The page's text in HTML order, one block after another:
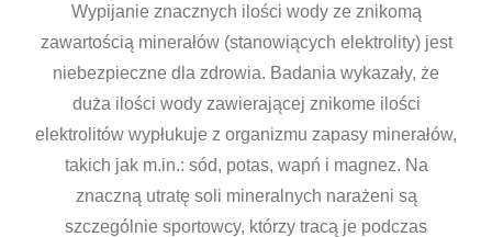
Wypijanie znacznych ilości wody ze znikomą
zawartością minerałów (stanowiących elektrolity) jest
niebezpieczne dla zdrowia. Badania wykazały, że
duża ilości wody zawierającej znikome ilości
elektrolitów wypłukuje z organizmu zapasy minerałów,
takich jak m.in.: sód, potas, wapń i magnez. Na
znaczną utratę soli mineralnych narażeni są
szczególnie sportowcy, którzy tracą je podczas